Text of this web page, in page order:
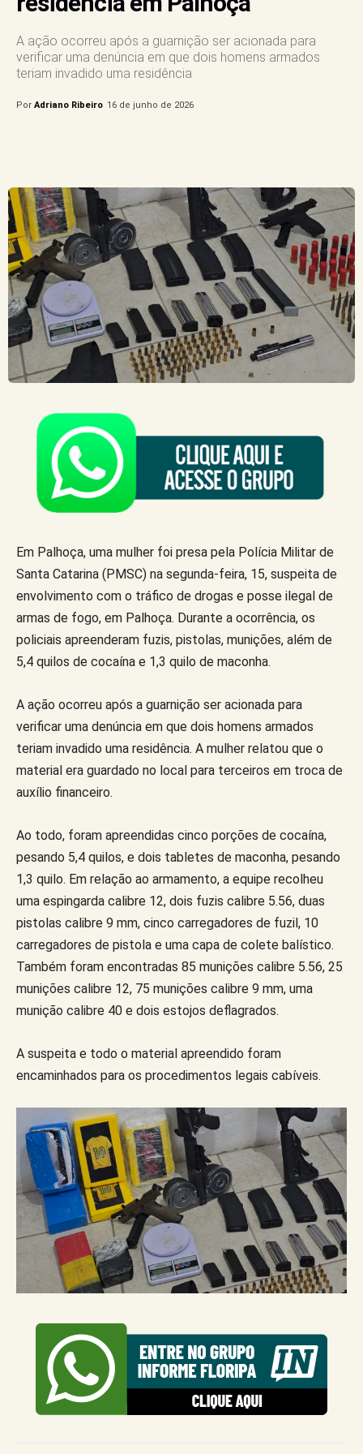
A ação ocorreu após a guarnição ser acionada para
verificar uma denúncia em que dois homens armados
teriam invadido uma residência
Por Adriano Ribeiro 16 de junho de 2026
Em Palhoça, uma mulher foi presa pela Polícia Militar de
Santa Catarina (PMSC) na segunda-feira, 15, suspeita de
envolvimento com o tráfico de drogas e posse ilegal de
armas de fogo, em Palhoça. Durante a ocorrência, os
policiais apreenderam fuzis, pistolas, munições, além de
5,4 quilos de cocaína e 1,3 quilo de maconha.
A ação ocorreu após a guarnição ser acionada para
verificar uma denúncia em que dois homens armados
teriam invadido uma residência. A mulher relatou que o
material era guardado no local para terceiros em troca de
auxílio financeiro.
Ao todo, foram apreendidas cinco porções de cocaína,
pesando 5,4 quilos, e dois tabletes de maconha, pesando
1,3 quilo. Em relação ao armamento, a equipe recolheu
uma espingarda calibre 12, dois fuzis calibre 5.56, duas
pistolas calibre 9 mm, cinco carregadores de fuzil, 10
carregadores de pistola e uma capa de colete balístico.
Também foram encontradas 85 munições calibre 5.56, 25
munições calibre 12, 75 munições calibre 9 mm, uma
munição calibre 40 e dois estojos deflagrados.
A suspeita e todo o material apreendido foram
encaminhados para os procedimentos legais cabíveis.